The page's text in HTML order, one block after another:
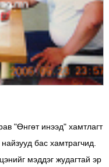
"Өнгөт инээд" хамтлагт
бас хамтрагчид.
мэддэг жудагтай эр